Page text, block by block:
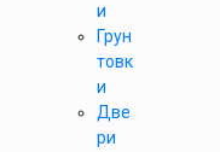
и
Грун
товк
и
Две
ри